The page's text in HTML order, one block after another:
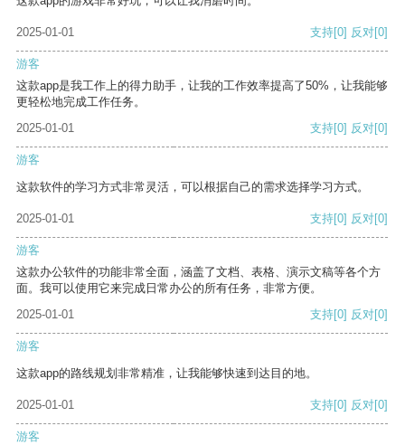
2025-01-01 支持[0] 反对[0]
游客
这款app是我工作上的得力助手，让我的工作效率提高了50%，让我能够
更轻松地完成工作任务。
2025-01-01
支持[0] 反对[0]
游客
这款软件的学习方式非常灵活，可以根据自己的需求选择学习方式。
2025-01-01 支持[0] 反对[0]
游客
这款办公软件的功能非常全面，涵盖了文档、表格、演示文稿等各个方
面。我可以使用它来完成日常办公的所有任务，非常方便。
2025-01-01
支持[0] 反对[0]
游客
这款app的路线规划非常精准，让我能够快速到达目的地。
2025-01-01 支持[0] 反对[0]
游客